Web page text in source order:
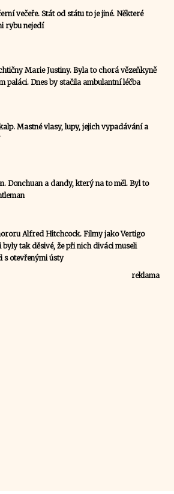
večeře. Stát od státu to je jiné. Některé
rybu nejedí
Marie Justiny. Byla to chorá vězeňkyně
paláci. Dnes by stačila ambulantní léčba
Mastné vlasy, lupy, jejich vypadávání a
Donchuan a dandy, který na to měl. Byl to
Alfred Hitchcock. Filmy jako Vertigo
byly tak děsivé, že při nich diváci museli
s otevřenými ústy
reklama